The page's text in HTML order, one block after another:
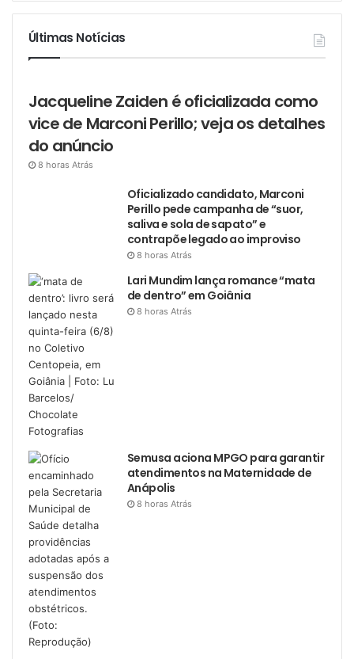
Últimas Notícias
Jacqueline Zaiden é oficializada como
vice de Marconi Perillo; veja os detalhes
do anúncio
8 horas Atrás
Oficializado candidato, Marconi
Perillo pede campanha de “suor,
saliva e sola de sapato” e
contrapõe legado ao improviso
8 horas Atrás
Lari Mundim lança romance “mata
de dentro” em Goiânia
8 horas Atrás
Semusa aciona MPGO para garantir
atendimentos na Maternidade de
Anápolis
8 horas Atrás